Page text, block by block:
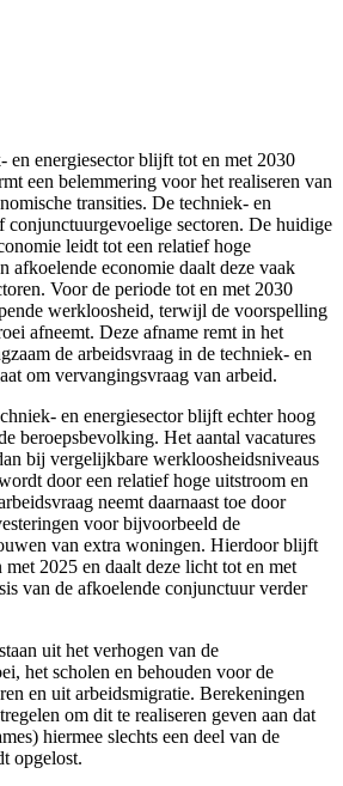
en energiesector blijft tot en met 2030
een belemmering voor het realiseren van
transities. De techniek- en
conjunctuurgevoelige sectoren. De huidige
leidt tot een relatief hoge
afkoelende economie daalt deze vaak
Voor de periode tot en met 2030
werkloosheid, terwijl de voorspelling
afneemt. Deze afname remt in het
de arbeidsvraag in de techniek- en
om vervangingsvraag van arbeid.
en energiesector blijft echter hoog
beroepsbevolking. Het aantal vacatures
bij vergelijkbare werkloosheidsniveaus
door een relatief hoge uitstroom en
neemt daarnaast toe door
voor bijvoorbeeld de
van extra woningen. Hierdoor blijft
met 2025 en daalt deze licht tot en met
van de afkoelende conjunctuur verder
uit het verhogen van de
het scholen en behouden voor de
en uit arbeidsmigratie. Berekeningen
om dit te realiseren geven aan dat
hiermee slechts een deel van de
opgelost.